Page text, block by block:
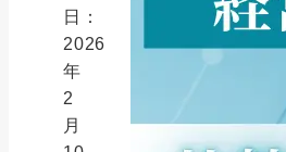
日：
2026
年
2
月